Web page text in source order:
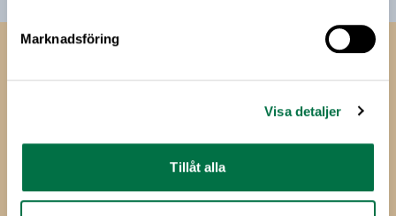
Marknadsföring
Visa detaljer
Tillåt alla
114 85 Stockholm